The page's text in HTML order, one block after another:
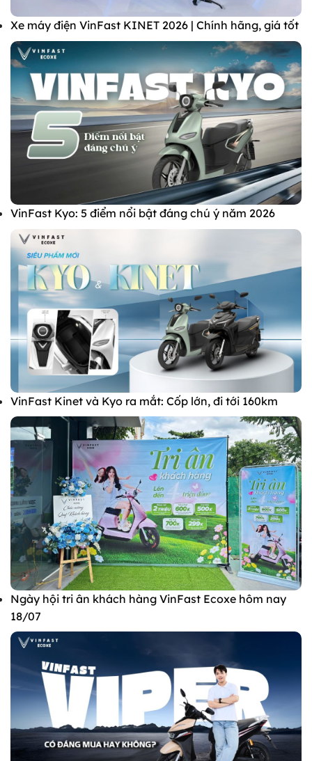
Xe máy điện VinFast KINET 2026 | Chính hãng, giá tốt
VinFast Kyo: 5 điểm nổi bật đáng chú ý năm 2026
VinFast Kinet và Kyo ra mắt: Cốp lớn, đi tới 160km
Ngày hội tri ân khách hàng VinFast Ecoxe hôm nay
18/07